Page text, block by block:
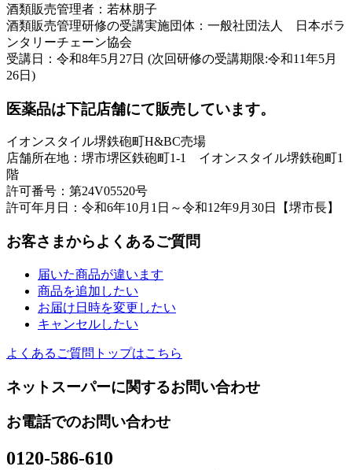
酒類販売管理者：若林朋子
酒類販売管理研修の受講実施団体：一般社団法人 日本ボラ
ンタリーチェーン協会
受講日：令和8年5月27日 (次回研修の受講期限:令和11年5月
26日)
医薬品は下記店舗にて販売しています。
イオンスタイル堺鉄砲町H&BC売場
店舗所在地：堺市堺区鉄砲町1-1 イオンスタイル堺鉄砲町1
階
許可番号：第24V05520号
許可年月日：令和6年10月1日～令和12年9月30日【堺市長】
お客さまからよくあるご質問
届いた商品が違います
商品を追加したい
お届け日時を変更したい
キャンセルしたい
よくあるご質問トップはこちら
ネットスーパーに関するお問い合わせ
お電話でのお問い合わせ
0120-586-610